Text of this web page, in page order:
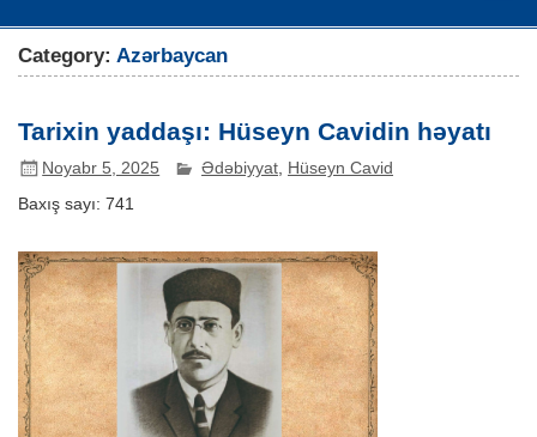
Category: Azərbaycan
Tarixin yaddaşı: Hüseyn Cavidin həyatı
Noyabr 5, 2025 Ədəbiyyat Hüseyn Cavid
Baxış sayı: 741